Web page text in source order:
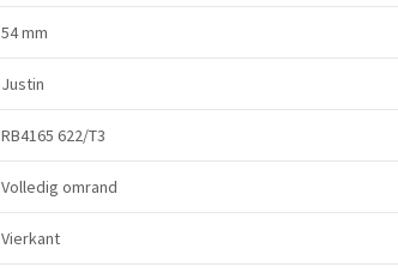
54 mm
Justin
RB4165 622/T3
Volledig omrand
Vierkant